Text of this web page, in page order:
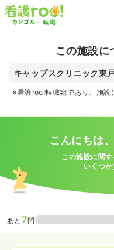
この施設に
キャップスクリニック東
※看護roo!転職宛であり、施設
こんにちは
この施設に関
いくつ
あと 7問